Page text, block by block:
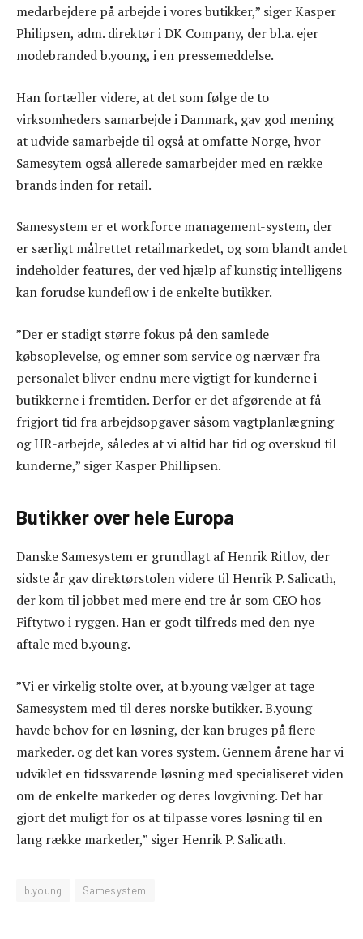
medarbejdere på arbejde i vores butikker,” siger Kasper
Philipsen, adm. direktør i DK Company, der bl.a. ejer
modebranded b.young, i en pressemeddelse.
Han fortæller videre, at det som følge de to
virksomheders samarbejde i Danmark, gav god mening
at udvide samarbejde til også at omfatte Norge, hvor
Samesytem også allerede samarbejder med en række
brands inden for retail.
Samesystem er et workforce management-system, der
er særligt målrettet retailmarkedet, og som blandt andet
indeholder features, der ved hjælp af kunstig intelligens
kan forudse kundeflow i de enkelte butikker.
”Der er stadigt større fokus på den samlede
købsoplevelse, og emner som service og nærvær fra
personalet bliver endnu mere vigtigt for kunderne i
butikkerne i fremtiden. Derfor er det afgørende at få
frigjort tid fra arbejdsopgaver såsom vagtplanlægning
og HR-arbejde, således at vi altid har tid og overskud til
kunderne,” siger Kasper Phillipsen.
Butikker over hele Europa
Danske Samesystem er grundlagt af Henrik Ritlov, der
sidste år gav direktørstolen videre til Henrik P. Salicath,
der kom til jobbet med mere end tre år som CEO hos
Fiftytwo i ryggen. Han er godt tilfreds med den nye
aftale med b.young.
”Vi er virkelig stolte over, at b.young vælger at tage
Samesystem med til deres norske butikker. B.young
havde behov for en løsning, der kan bruges på flere
markeder. og det kan vores system. Gennem årene har vi
udviklet en tidssvarende løsning med specialiseret viden
om de enkelte markeder og deres lovgivning. Det har
gjort det muligt for os at tilpasse vores løsning til en
lang række markeder,” siger Henrik P. Salicath.
b.young Samesystem